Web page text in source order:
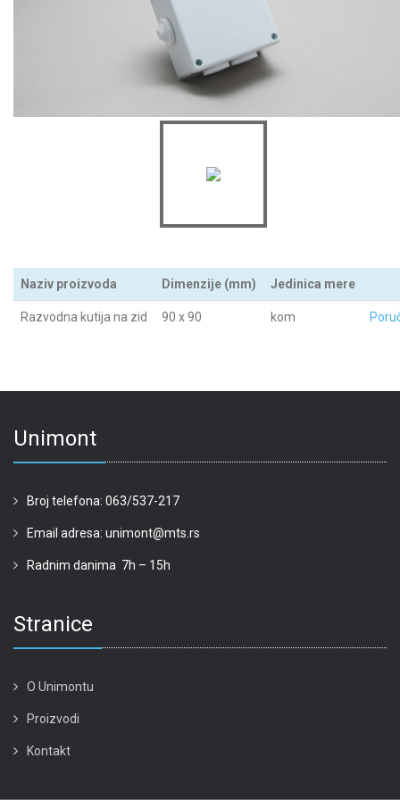
Naziv proizvoda Dimenzije (mm) Jedinica mere
Razvodna kutija na zid 90 x 90 kom
Unimont
Broj telefona: 063/537-217
Email adresa: unimont@mts.rs
Radnim danima 7h – 15h
Stranice
O Unimontu
Proizvodi
Kontakt